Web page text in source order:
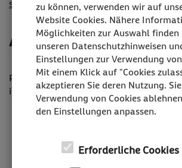
WL
RECRUITING
EDITION
-
&
zucker
zu können, verwenden wir auf
Website Cookies. Nähere
Möglichkeiten zur Auswahl finden
unseren Datenschutzhinweisen
Einstellungen zur Verwendung
Mit einem Klick auf "Cookies
akzeptieren Sie deren Nutzung.
Verwendung von Cookies
den Einstellungen anpassen.
Erforderliche Cookies
Startseite Anmelden
Anmelden
Registrieren lohnt sich! Sie haben
in Ihrem Karriereportal:
Ihre gemerkten Jobs zu verwalten
informieren